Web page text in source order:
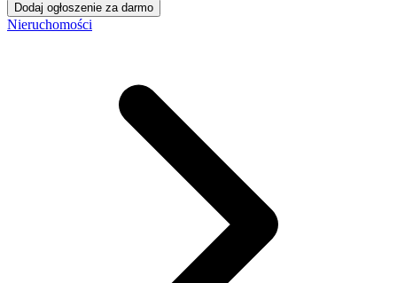
Dodaj ogłoszenie za darmo
Nieruchomości